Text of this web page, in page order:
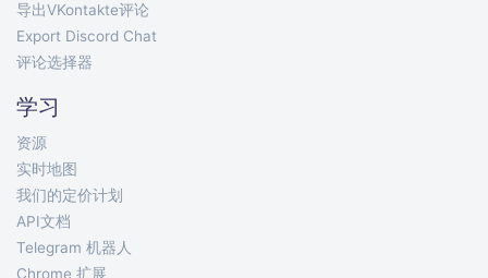
导出VKontakte评论
Export Discord Chat
评论选择器
学习
资源
实时地图
我们的定价计划
API文档
Telegram 机器人
Chrome 扩展